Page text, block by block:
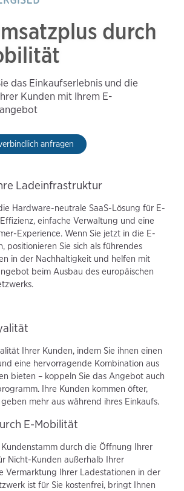
durch
das Einkaufserlebnis und die
Kunden mit Ihrem E-
anfragen
Ladeinfrastruktur
Hardware-neutrale SaaS-Lösung für E-
einfache Verwaltung und eine
Experience. Wenn Sie jetzt in die E-
positionieren Sie sich als führendes
in der Nachhaltigkeit und helfen mit
beim Ausbau des europäischen
Ihrer Kunden, indem Sie ihnen einen
eine hervorragende Kombination aus
bieten – koppeln Sie das Angebot auch
Ihre Kunden kommen öfter,
mehr aus während ihres Einkaufs.
E-Mobilität
durch die Öffnung Ihrer
Nicht-Kunden außerhalb Ihrer
Vermarktung Ihrer Ladestationen in der
ist für Sie kostenfrei, bringt Ihnen